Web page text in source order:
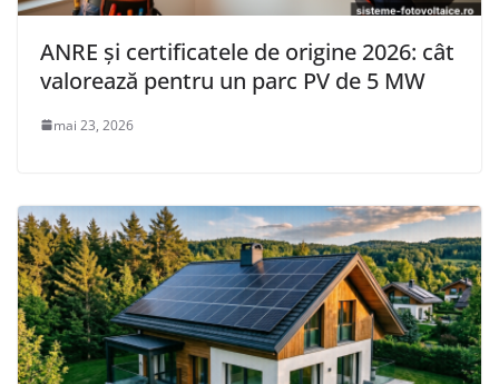
ANRE și certificatele de origine 2026: cât
valorează pentru un parc PV de 5 MW
mai 23, 2026